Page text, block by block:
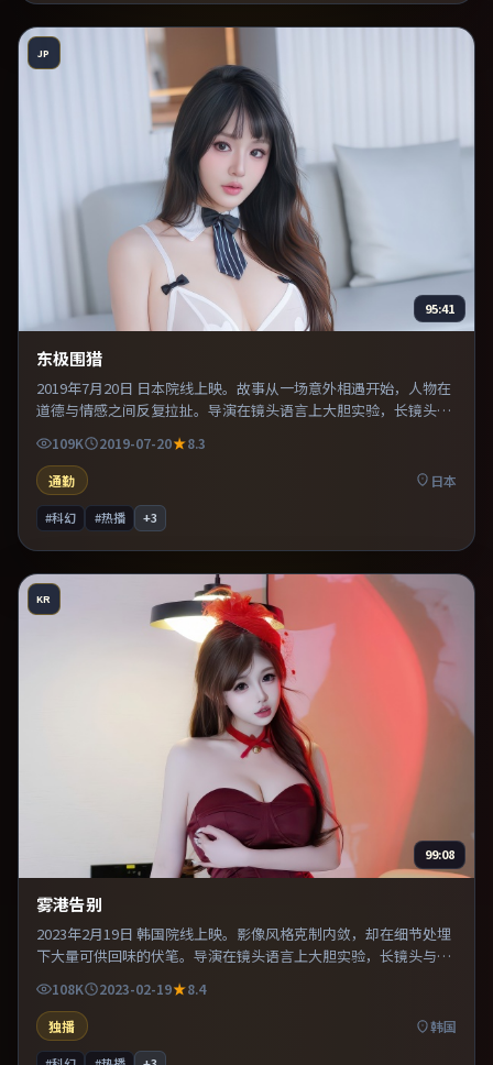
JP
95:41
东极围猎
2019年7月20日 日本院线上映。故事从一场意外相遇开始，人物在
道德与情感之间反复拉扯。导演在镜头语言上大胆实验，长镜头与
特写交替强化压迫感。推荐给偏爱群像戏与命运母题的影迷。
109K 2019-07-20
8.3
通勤
日本
#科幻 #热播 +3
KR
99:08
雾港告别
2023年2月19日 韩国院线上映。影像风格克制内敛，却在细节处埋
下大量可供回味的伏笔。导演在镜头语言上大胆实验，长镜头与特
写交替强化压迫感。推荐给偏爱群像戏与命运母题的影迷。
108K 2023-02-19
8.4
独播
韩国